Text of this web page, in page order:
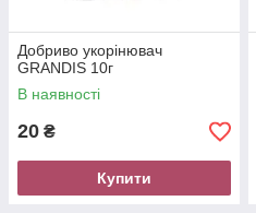
Добриво укорінювач
GRANDIS 10г
В наявності
20 ₴
Купити